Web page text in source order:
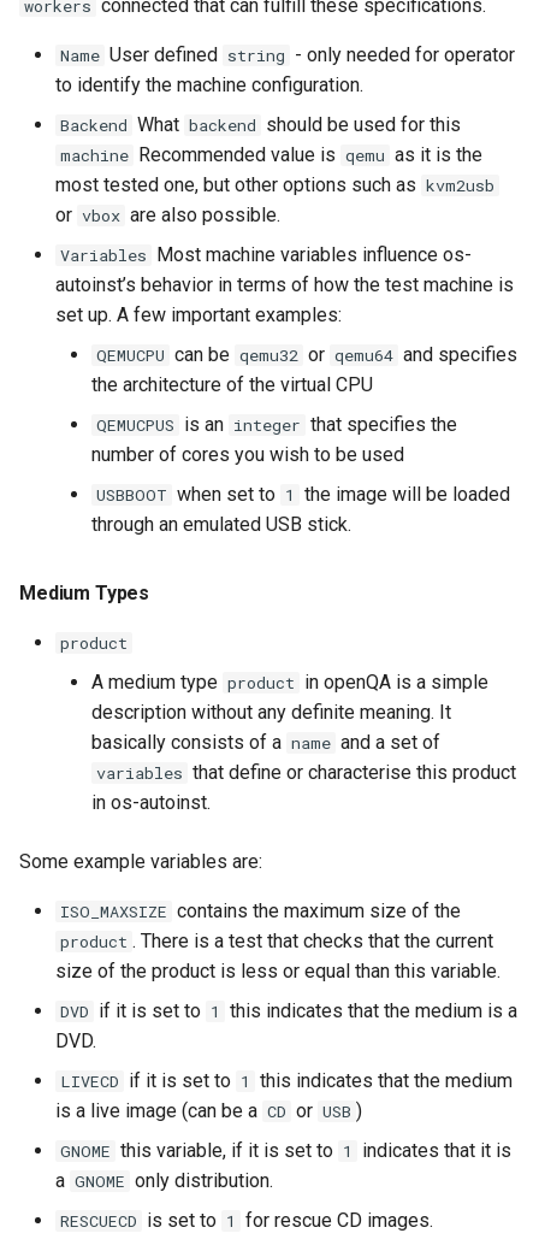
workers connected that can fulfill these specifications.
Name User defined string - only needed for operator
to identify the machine configuration.
Backend What backend should be used for this
machine Recommended value is qemu as it is the
most tested one, but other options such as kvm2usb
or vbox are also possible.
Variables Most machine variables influence os-
autoinst’s behavior in terms of how the test machine is
set up. A few important examples:
QEMUCPU can be qemu32 or qemu64 and specifies
the architecture of the virtual CPU
QEMUCPUS is an integer that specifies the
number of cores you wish to be used
USBBOOT when set to 1
the image will be loaded
through an emulated USB stick.
Medium Types
product
A medium type product in openQA is a simple
description without any definite meaning. It
basically consists of a name and a set of
variables that define or characterise this product
in os-autoinst.
Some example variables are:
ISO_MAXSIZE contains the maximum size of the
product . There is a test that checks that the current
size of the product is less or equal than this variable.
DVD if it is set to 1
this indicates that the medium is a
DVD.
LIVECD if it is set to 1
this indicates that the medium
is a live image (can be a CD or USB )
GNOME this variable, if it is set to 1
indicates that it is
a GNOME only distribution.
RESCUECD is set to 1 for rescue CD images.